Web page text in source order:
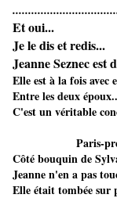
Et oui...
Je le dis et redis...
Jeanne Seznec est
Elle est à la fois avec
Entre les deux
C'est un véritable
Paris-
Côté bouquin de
Jeanne n'en a pas
Elle était tombée sur